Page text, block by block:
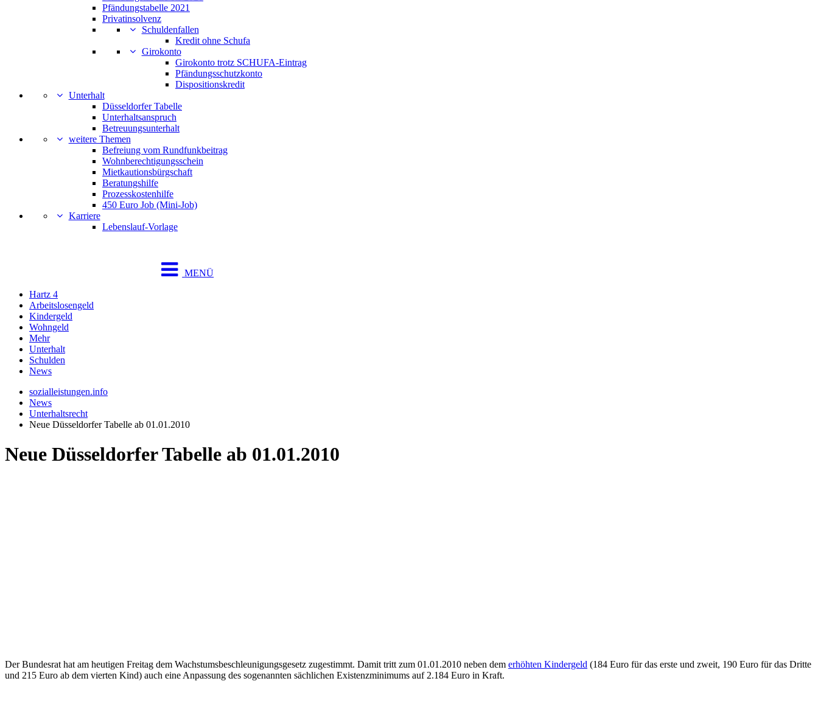
Pfändungstabelle 2021
Privatinsolvenz
Schuldenfallen
Kredit ohne Schufa
Girokonto
Girokonto trotz SCHUFA-Eintrag
Pfändungsschutzkonto
Dispositionskredit
Unterhalt
Düsseldorfer Tabelle
Unterhaltsanspruch
Betreuungsunterhalt
weitere Themen
Befreiung vom Rundfunkbeitrag
Wohnberechtigungsschein
Mietkautionsbürgschaft
Beratungshilfe
Prozesskostenhilfe
450 Euro Job (Mini-Job)
Karriere
Lebenslauf-Vorlage
MENÜ
Hartz 4
Arbeitslosengeld
Kindergeld
Wohngeld
Mehr
Unterhalt
Schulden
News
sozialleistungen.info
News
Unterhaltsrecht
Neue Düsseldorfer Tabelle ab 01.01.2010
Neue Düsseldorfer Tabelle ab 01.01.2010
Der Bundesrat hat am heutigen Freitag dem Wachstumsbeschleunigungsgesetz zugestimmt. Damit tritt zum 01.01.2010 neben dem erhöhten Kindergeld (184 Euro für das erste und zweit, 190 Euro für das Dritte
und 215 Euro ab dem vierten Kind) auch eine Anpassung des sogenannten sächlichen Existenzminimums auf 2.184 Euro in Kraft.